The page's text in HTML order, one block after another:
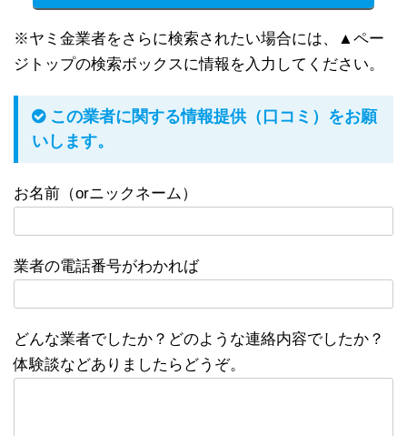
※ヤミ金業者をさらに検索されたい場合には、▲ペー
ジトップの検索ボックスに情報を入力してください。
この業者に関する情報提供（口コミ）をお願
いします。
お名前（orニックネーム）
業者の電話番号がわかれば
どんな業者でしたか？どのような連絡内容でしたか？
体験談などありましたらどうぞ。